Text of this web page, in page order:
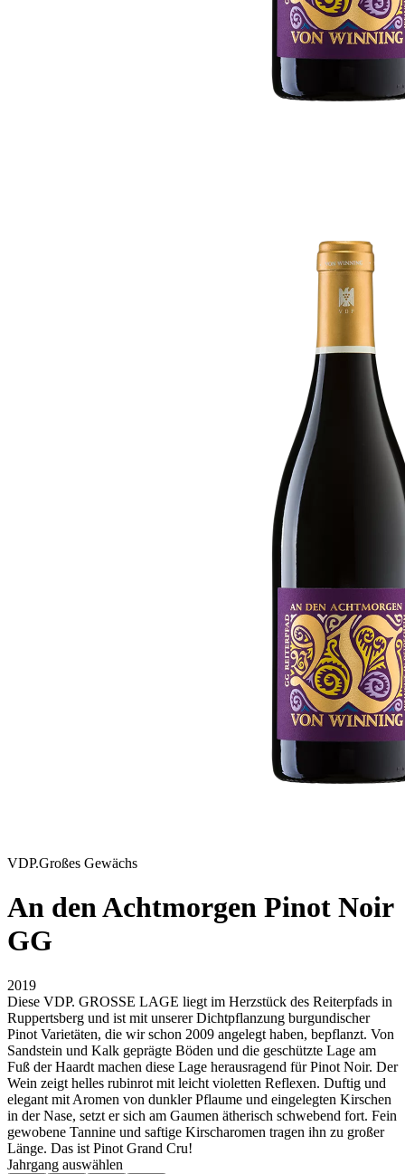
VDP.Großes Gewächs
An den Achtmorgen Pinot Noir
GG
2019
Diese VDP. GROSSE LAGE liegt im Herzstück des Reiterpfads in
Ruppertsberg und ist mit unserer Dichtpflanzung burgundischer
Pinot Varietäten, die wir schon 2009 angelegt haben, bepflanzt. Von
Sandstein und Kalk geprägte Böden und die geschützte Lage am
Fuß der Haardt machen diese Lage herausragend für Pinot Noir. Der
Wein zeigt helles rubinrot mit leicht violetten Reflexen. Duftig und
elegant mit Aromen von dunkler Pflaume und eingelegten Kirschen
in der Nase, setzt er sich am Gaumen ätherisch schwebend fort. Fein
gewobene Tannine und saftige Kirscharomen tragen ihn zu großer
Länge. Das ist Pinot Grand Cru!
Jahrgang auswählen